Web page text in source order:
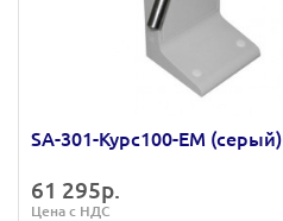
SA-301-Курс100-ЕМ (серый)
61 295р.
Цена с НДС